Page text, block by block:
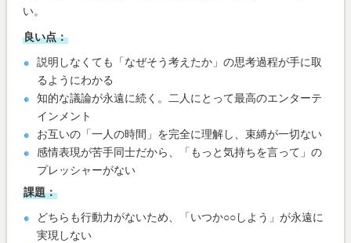
い。
良い点：
説明しなくても「なぜそう考えたか」の思考過程が手に取
るようにわかる
知的な議論が永遠に続く。二人にとって最高のエンターテ
インメント
お互いの「一人の時間」を完全に理解し、束縛が一切ない
感情表現が苦手同士だから、「もっと気持ちを言って」の
プレッシャーがない
課題：
どちらも行動力がないため、「いつか○○しよう」が永遠に
実現しない